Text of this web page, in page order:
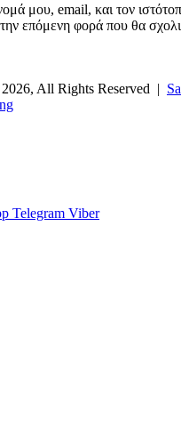
μου, email, και τον
επόμενη φορά που θα
All Rights Reserved |
Telegram Viber